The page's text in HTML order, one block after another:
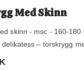
Med Skinn
skinn - msc - 160-
– torskrygg